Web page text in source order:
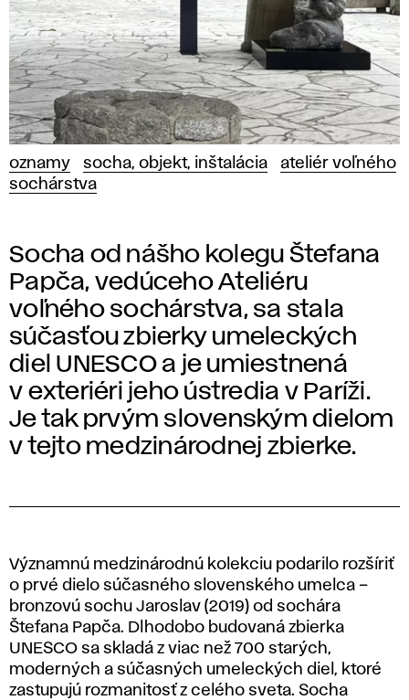
oznamy socha, objekt, inštalácia
ateliér voľného
sochárstva
Socha od nášho kolegu Štefana
Papča, vedúceho Ateliéru
voľného sochárstva, sa stala
súčasťou zbierky umeleckých
diel UNESCO a je umiestnená
v exteriéri jeho ústredia v Paríži.
Je tak prvým slovenským dielom
v tejto medzinárodnej zbierke.
Významnú medzinárodnú kolekciu podarilo rozšíriť
o prvé dielo súčasného slovenského umelca –
bronzovú sochu Jaroslav (2019) od sochára
Štefana Papča. Dlhodobo budovaná zbierka
UNESCO sa skladá z viac než 700 starých,
moderných a súčasných umeleckých diel, ktoré
zastupujú rozmanitosť z celého sveta. Socha